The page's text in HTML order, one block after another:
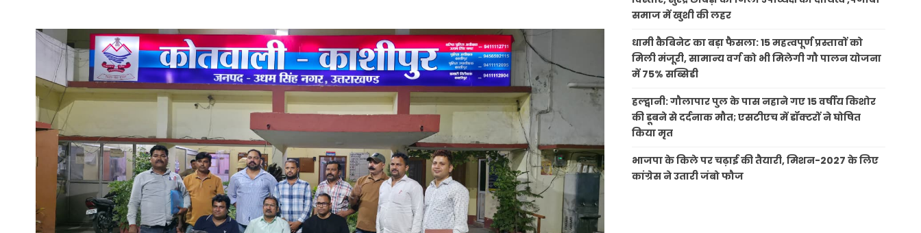
समाज में खुशी की लहर
धामी कैबिनेट का बड़ा फैसला: 15 महत्वपूर्ण प्रस्तावों को
मिली मंजूरी, सामान्य वर्ग को भी मिलेगी गौ पालन योजना
में 75% सब्सिडी
हल्द्वानी: गौलापार पुल के पास नहाने गए 15 वर्षीय किशोर
की डूबने से दर्दनाक मौत; एसटीएच में डॉक्टरों ने घोषित
किया मृत
भाजपा के किले पर चढ़ाई की तैयारी, मिशन-2027 के लिए
कांग्रेस ने उतारी जंबो फौज